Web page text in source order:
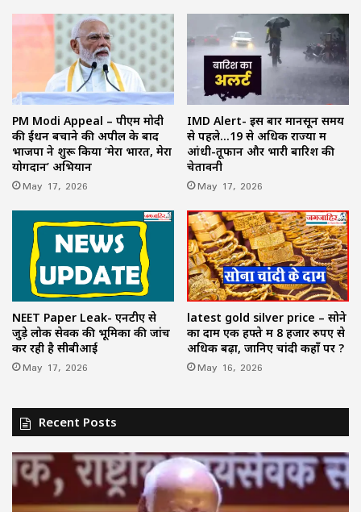
PM Modi Appeal – पीएम मोदी
की ईंधन बचाने की अपील के बाद
भाजपा ने शुरू किया ‘मेरा भारत, मेरा
योगदान’ अभियान
May 17, 2026
IMD Alert- इस बार मानसून समय
से पहले…19 से अधिक राज्यों में
आंधी-तूफान और भारी बारिश की
चेतावनी
May 17, 2026
NEET Paper Leak- एनटीए से
जुड़े लोक सेवक की भूमिका की जांच
कर रही है सीबीआई
May 17, 2026
latest gold silver price – सोने
का दाम एक हफ्ते में 8 हजार रुपए से
अधिक बढ़ा, जानिए चांदी कहाँ पर ?
May 16, 2026
Recent Posts